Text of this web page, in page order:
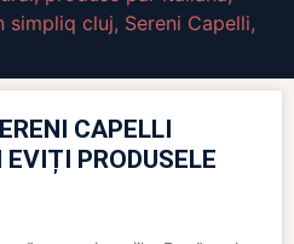
simpliq cluj, Sereni Capelli,
CAPELLI
PRODUSELE